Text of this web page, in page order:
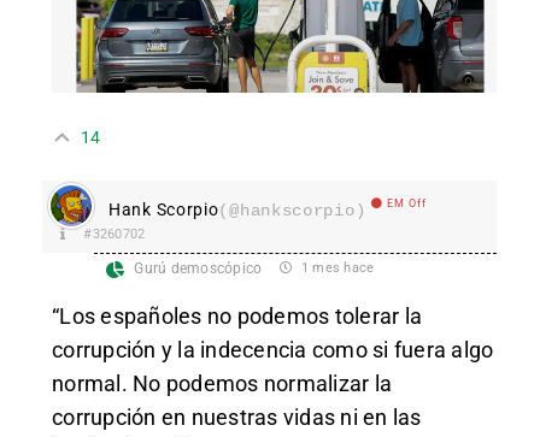
14
Hank Scorpio(@hankscorpio) EM Off
#3260702
Gurú demoscópico 1 mes hace
“Los españoles no podemos tolerar la
corrupción y la indecencia como si fuera algo
normal. No podemos normalizar la
corrupción en nuestras vidas ni en las